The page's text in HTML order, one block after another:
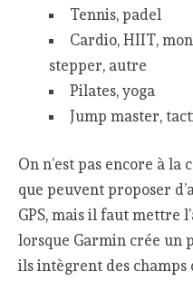
Tennis, padel
Cardio, HIIT,
stepper, autre
Pilates, yoga
Jump master,
On n’est pas encore à
que peuvent proposer
GPS, mais il faut mettre
lorsque Garmin crée un
ils intègrent des champs